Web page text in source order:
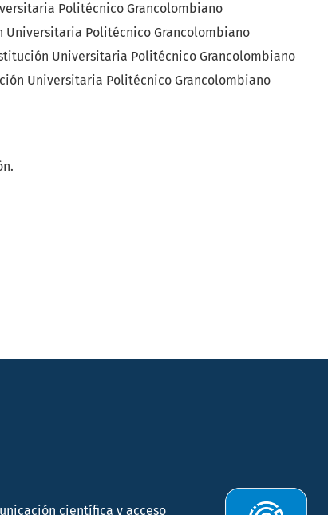
Politécnico Grancolombiano
Universitaria Politécnico Grancolombiano
Universitaria Politécnico Grancolombiano
Universitaria Politécnico Grancolombiano
científica y acceso